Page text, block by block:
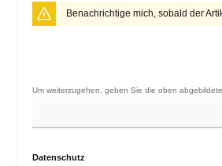
Benachrichtige mich, sobald der
Um weiterzugehen, geben Sie die oben
Datenschutz